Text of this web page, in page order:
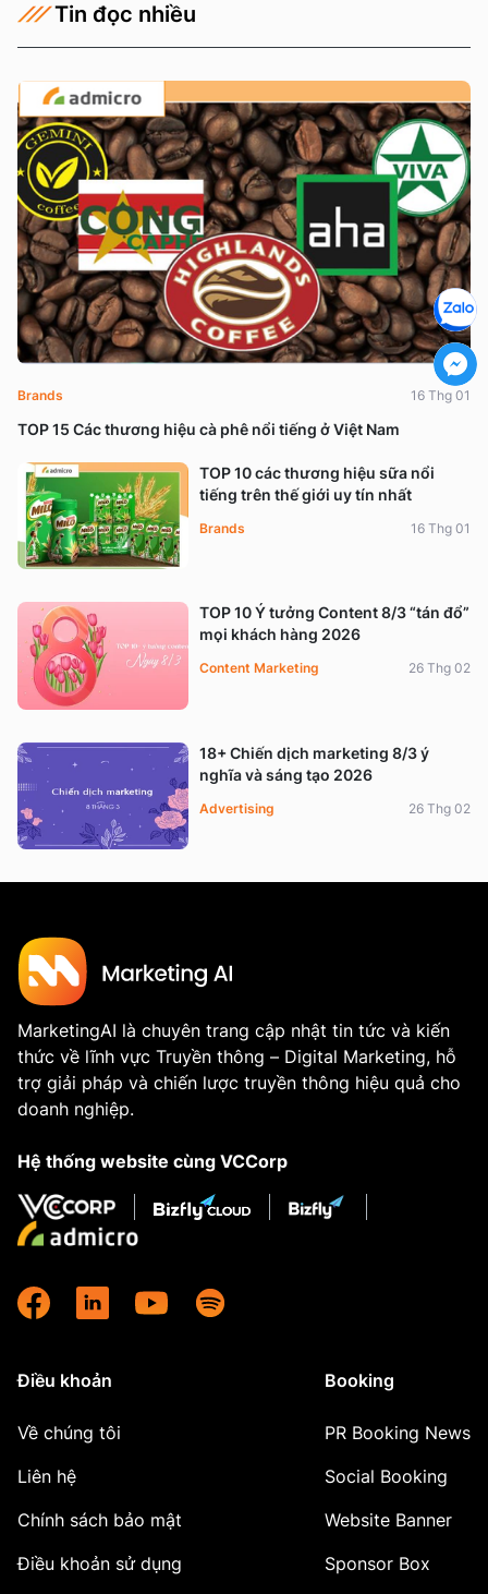
Tin đọc nhiều
TOP 15 Các thương hiệu cà phê nổi tiếng ở Việt Nam
Brands 16 Thg 01
TOP 10 các thương hiệu sữa nổi
tiếng trên thế giới uy tín nhất
Brands 16 Thg 01
TOP 10 Ý tưởng Content 8/3 “tán đổ”
mọi khách hàng 2026
Content Marketing 26 Thg 02
18+ Chiến dịch marketing 8/3 ý
nghĩa và sáng tạo 2026
Advertising 26 Thg 02
MarketingAI là chuyên trang cập nhật tin tức và kiến
thức về lĩnh vực Truyền thông – Digital Marketing, hỗ
trợ giải pháp và chiến lược truyền thông hiệu quả cho
doanh nghiệp.
Hệ thống website cùng VCCorp
Điều khoản
Về chúng tôi
Liên hệ
Chính sách bảo mật
Điều khoản sử dụng
Booking
PR Booking News
Social Booking
Website Banner
Sponsor Box